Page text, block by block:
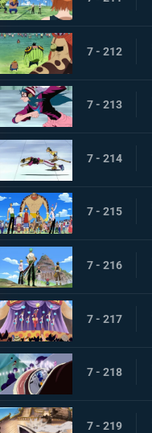
7 - 212
7 - 213
7 - 214
7 - 215
7 - 216
7 - 217
7 - 218
7 - 219